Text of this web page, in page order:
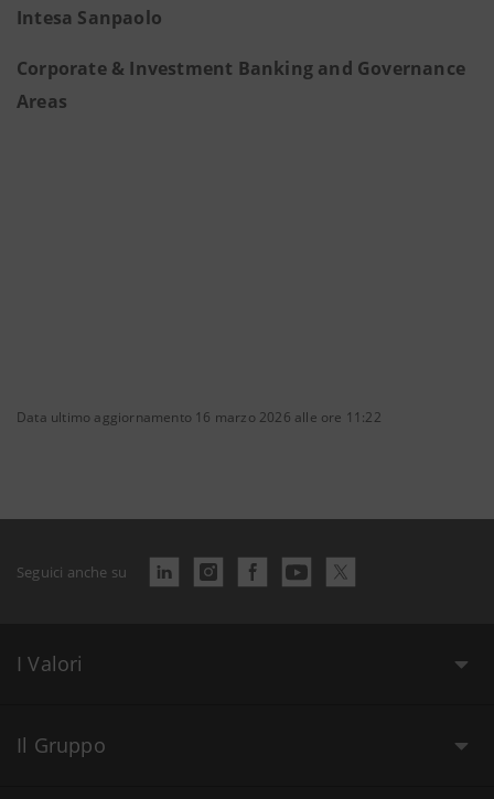
Intesa Sanpaolo
Corporate & Investment Banking and Governance
Areas
Data ultimo aggiornamento 16 marzo 2026 alle ore 11:22
Seguici anche su
I Valori
Il Gruppo